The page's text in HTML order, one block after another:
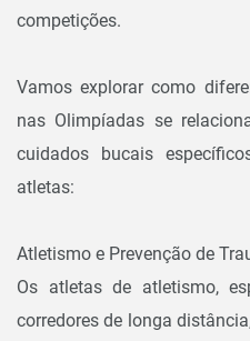
competições.
Vamos explorar como
nas Olimpíadas se
cuidados bucais
atletas:
Atletismo e Prevenção de
Os atletas de atletismo,
corredores de longa